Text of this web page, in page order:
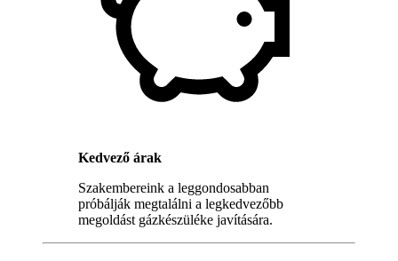
Kedvező árak
Szakembereink a leggondosabban
próbálják megtalálni a legkedvezőbb
megoldást gázkészüléke javítására.